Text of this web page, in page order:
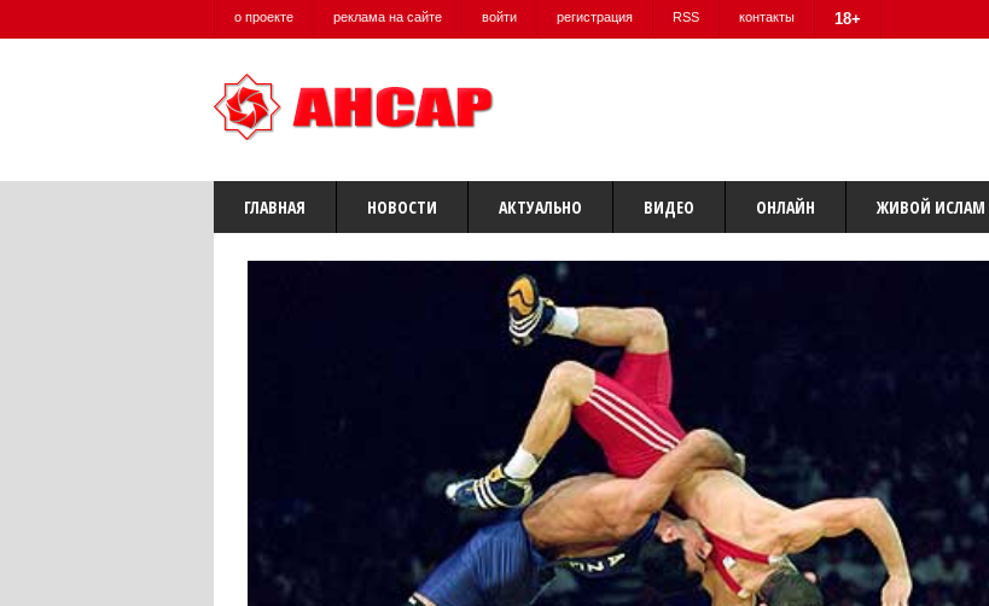
о проекте реклама на сайте войти регистрация RSS контакты 18+
ГЛАВНАЯ НОВОСТИ АКТУАЛЬНО ВИДЕО ОНЛАЙН ЖИВОЙ ИСЛАМ